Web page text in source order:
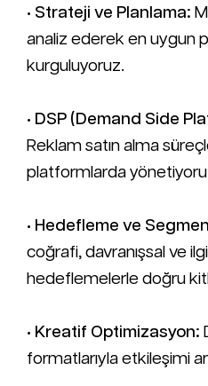
• Strateji ve Planlama:
analiz ederek en uygun
kurguluyoruz.
• DSP (Demand Side
Reklam satın alma
platformlarda
• Hedefleme ve
coğrafi, davranışsal ve ilgi
hedeflemelerle doğru
• Kreatif Optimizasyon:
formatlarıyla etkileşimi